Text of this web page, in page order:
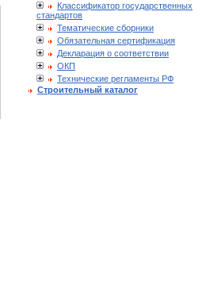
Классификатор государственных
стандартов
Тематические сборники
Обязательная сертификация
Декларация о соответствии
ОКП
Технические регламенты РФ
Строительный каталог